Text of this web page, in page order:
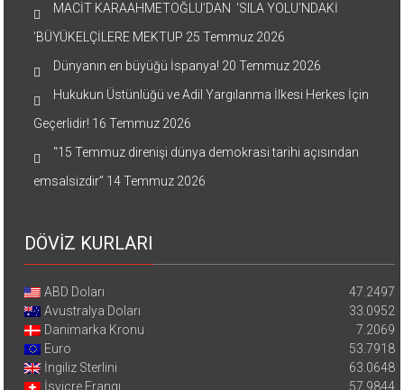
MACİT KARAAHMETOĞLU’DAN ‘SILA YOLU’NDAKİ
’BÜYÜKELÇİLERE MEKTUP 25 Temmuz 2026
Dünyanın en büyüğü İspanya! 20 Temmuz 2026
Hukukun Üstünlüğü ve Adil Yargılanma İlkesi Herkes İçin
Geçerlidir! 16 Temmuz 2026
“15 Temmuz direnişi dünya demokrasi tarihi açısından
emsalsizdir” 14 Temmuz 2026
DÖVİZ KURLARI
ABD Doları
47.2497
Avustralya Doları
33.0952
Danimarka Kronu
7.2069
Euro
53.7918
İngiliz Sterlini
63.0648
İsviçre Frangı
57.9844